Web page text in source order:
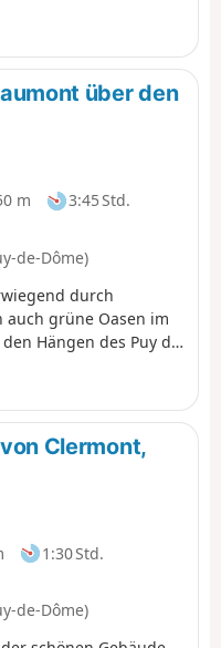
über den
m
3:45 Std.
de-Dôme)
durch
auch grüne Oasen im
Hängen des Puy de
Clermont,
1:30 Std.
de-Dôme)